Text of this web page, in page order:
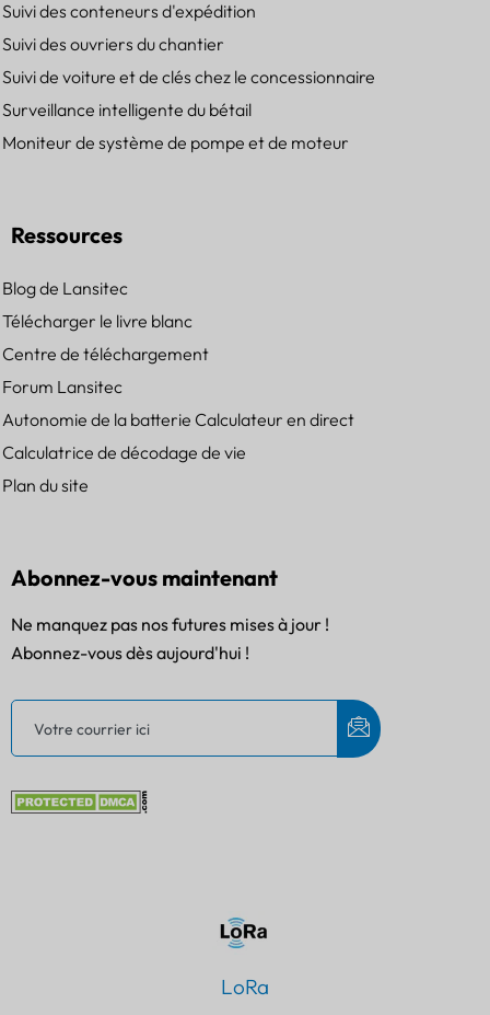
Suivi des conteneurs d'expédition
Suivi des ouvriers du chantier
Suivi de voiture et de clés chez le concessionnaire
Surveillance intelligente du bétail
Moniteur de système de pompe et de moteur
Ressources
Blog de Lansitec
Télécharger le livre blanc
Centre de téléchargement
Forum Lansitec
Autonomie de la batterie Calculateur en direct
Calculatrice de décodage de vie
Plan du site
Abonnez-vous maintenant
Ne manquez pas nos futures mises à jour !
Abonnez-vous dès aujourd'hui !
LoRa